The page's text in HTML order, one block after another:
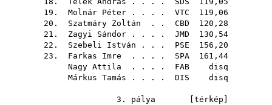
19. Molnár Péter . . . . VTC 119,06
20. Szatmáry Zoltán . . CBD 120,28
21. Zagyi Sándor . . . . JMD 130,54
22. Szebeli István . . . PSE 156,20
23. Farkas Imre . . . . SPA 161,44
Nagy Attila . . . . FAB disq
Márkus Tamás . . . . DIS disq
3. pálya [ térkép